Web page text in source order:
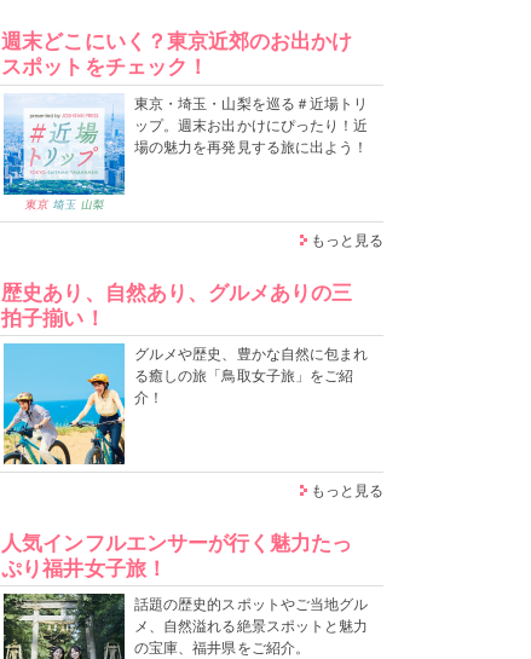
週末どこにいく？東京近郊のお出かけ
スポットをチェック！
東京・埼玉・山梨を巡る＃近場トリ
ップ。週末お出かけにぴったり！近
場の魅力を再発見する旅に出よう！
もっと見る
歴史あり、自然あり、グルメありの三
拍子揃い！
グルメや歴史、豊かな自然に包まれ
る癒しの旅「鳥取女子旅」をご紹
介！
もっと見る
人気インフルエンサーが行く魅力たっ
ぷり福井女子旅！
話題の歴史的スポットやご当地グル
メ、自然溢れる絶景スポットと魅力
の宝庫、福井県をご紹介。